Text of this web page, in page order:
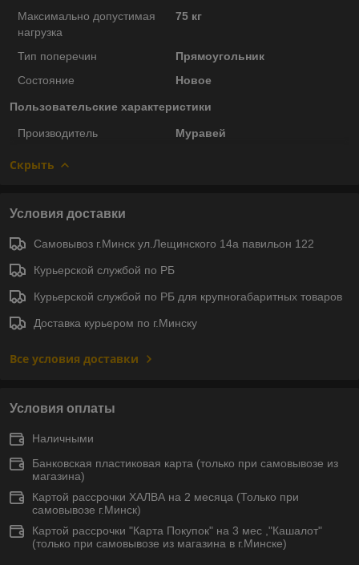
Максимально допустимая
нагрузка
75 кг
Тип поперечин
Прямоугольник
Состояние
Новое
Пользовательские характеристики
Производитель Муравей
Скрыть
Условия доставки
Самовывоз г.Минск ул.Лещинского 14а павильон 122
Курьерской службой по РБ
Курьерской службой по РБ для крупногабаритных товаров
Доставка курьером по г.Минску
Все условия доставки
Условия оплаты
Наличными
Банковская пластиковая карта (только при самовывозе из
магазина)
Картой рассрочки ХАЛВА на 2 месяца (Только при
самовывозе г.Минск)
Картой рассрочки "Карта Покупок" на 3 мес ,"Кашалот"
(только при самовывозе из магазина в г.Минске)